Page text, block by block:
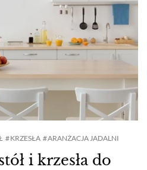
i krzesła do
KRZESŁA ARANŻACJA JADALNI